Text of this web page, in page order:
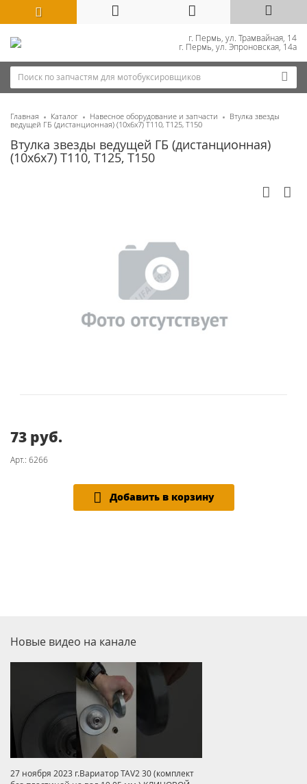
г. Пермь, ул. Трамвайная, 14
г. Пермь, ул. Эпроновская, 14а
Главная Каталог Навесное оборудование и запчасти
Втулка звезды
ведущей ГБ (дистанционная) (10x6x7) T110, T125, T150
Втулка звезды ведущей ГБ (дистанционная)
(10x6x7) T110, T125, T150
73 руб.
Арт.: 6266
Добавить в корзину
Новые видео на канале
27 ноября 2023 г.Вариатор TAV2 30 (комплект